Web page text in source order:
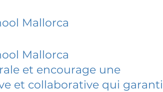
Mallorca
Mallorca
et encourage une
et collaborative qui